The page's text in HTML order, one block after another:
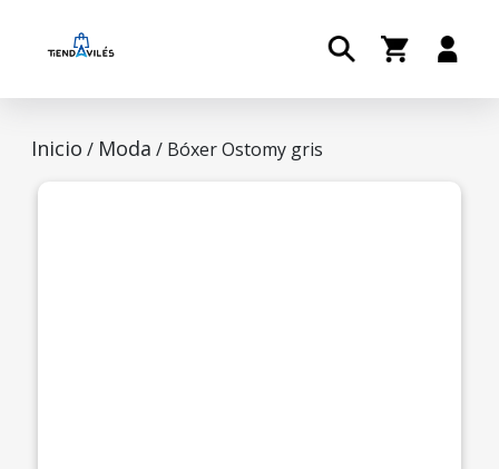
Inicio / Moda / Bóxer Ostomy gris